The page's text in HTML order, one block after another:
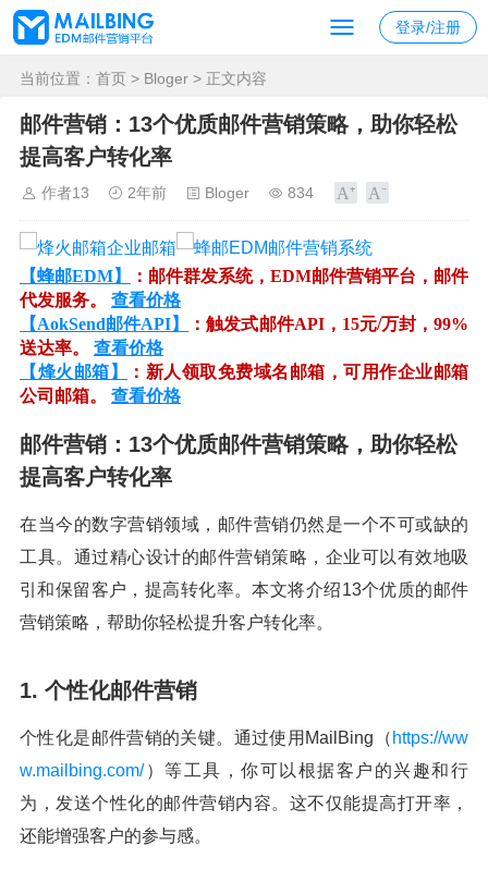
登录/注册
当前位置： 首页 > Bloger > 正文内容
邮件营销：13个优质邮件营销策略，助你轻松
提高客户转化率
作者13 2年前 Bloger 834
【蜂邮EDM】
：邮件群发系统，EDM邮件营销平台，邮件
代发服务。 查看价格
【AokSend邮件API】
：触发式邮件API，15元/万封，99%
送达率。 查看价格
【烽火邮箱】
：新人领取免费域名邮箱，可用作企业邮箱
公司邮箱。 查看价格
邮件营销：13个优质邮件营销策略，助你轻松
提高客户转化率
在当今的数字营销领域，邮件营销仍然是一个不可或缺的
工具。通过精心设计的邮件营销策略，企业可以有效地吸
引和保留客户，提高转化率。本文将介绍13个优质的邮件
营销策略，帮助你轻松提升客户转化率。
1. 个性化邮件营销
个性化是邮件营销的关键。通过使用MailBing（ https://ww
w.mailbing.com/）等工具，你可以根据客户的兴趣和行
为，发送个性化的邮件营销内容。这不仅能提高打开率，
还能增强客户的参与感。